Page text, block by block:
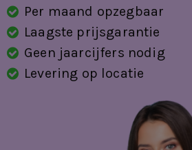
Per maand opzegbaar
Laagste prijsgarantie
Geen jaarcijfers nodig
Levering op locatie